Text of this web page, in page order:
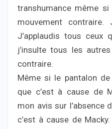
transhumance même
mouvement
J’applaudis tous ceux
j’insulte tous les
contraire.
Même si le pantalon
que c’est à cause de
mon avis sur l’absence
c’est à cause de